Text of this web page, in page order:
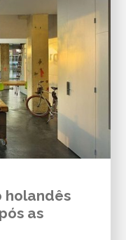
holandês
as